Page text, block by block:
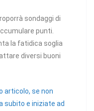
sondaggi di
punti.
la fatidica soglia
diversi buoni
articolo, se non
subito e iniziate ad